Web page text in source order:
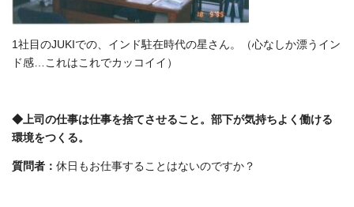
1社目のJUKIでの、インド駐在時代の星さん。（心なしか漂うイン
ド感…これはこれでカッコイイ）
◆上司の仕事は仕事を捨てさせること。部下が気持ちよく働ける
環境をつくる。
質問者： 休日もお仕事することはないのですか？